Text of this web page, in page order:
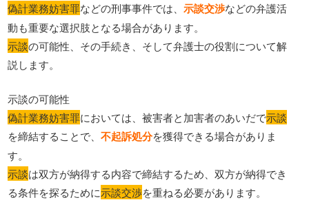
偽計業務妨害罪などの刑事事件では、示談交渉などの弁護活
動も重要な選択肢となる場合があります。
示談の可能性、その手続き、そして弁護士の役割について解
説します。
示談の可能性
偽計業務妨害罪においては、被害者と加害者のあいだで示談
を締結することで、不起訴処分を獲得できる場合がありま
す。
示談は双方が納得する内容で締結するため、双方が納得でき
る条件を探るために示談交渉を重ねる必要があります。